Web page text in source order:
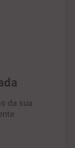
da sua